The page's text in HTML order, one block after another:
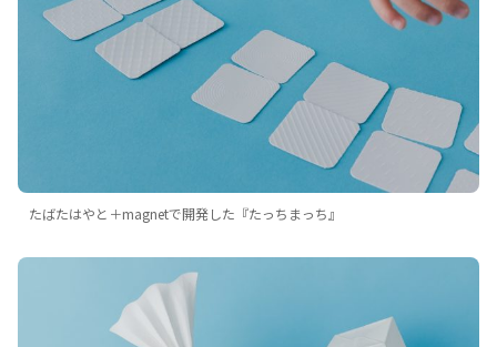
たばたはやと＋magnetで開発した『たっちまっち』